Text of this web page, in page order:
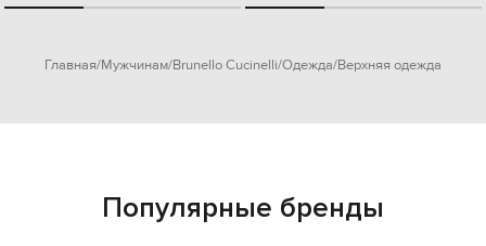
Главная Мужчинам Brunello Cucinelli Одежда Верхняя одежда
Популярные бренды